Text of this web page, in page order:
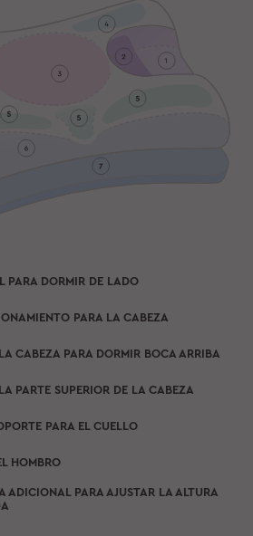
PARA DORMIR DE LADO
PARA LA CABEZA
CABEZA PARA DORMIR BOCA ARRIBA
PARTE SUPERIOR DE LA CABEZA
PARA EL CUELLO
HOMBRO
ADICIONAL PARA AJUSTAR LA ALTURA